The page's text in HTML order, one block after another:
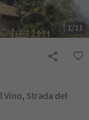
1/11
Vino, Strada del